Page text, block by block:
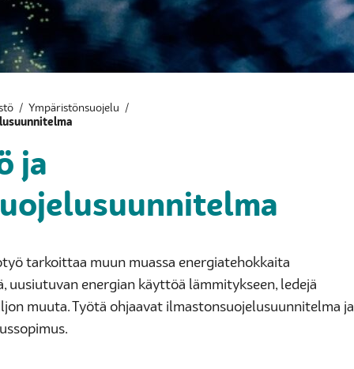
/ Ympäristönsuojelu
/
ja
tarkoittaa muun muassa energiatehokkaita
uusiutuvan energian käyttöä lämmitykseen, ledejä
muuta. Työtä ohjaavat ilmastonsuojelusuunnitelma ja